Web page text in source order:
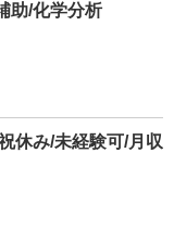
助/化学分析
休み/未経験可/月収